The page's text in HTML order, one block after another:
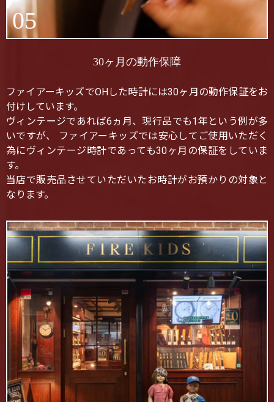
05
30ヶ月の動作保障
ファイアーキッズでOHした時計には30ヶ月の動作保証をお
付けしています。
ヴィンテージであれば6ヵ月、現行品でも1年という例が多
いですが、 ファイアーキッズでは安心してご使用いただく
為にヴィンテージ時計であっても30ヶ月の保証をしていま
す。
当店で販売品させていただいたお時計がお預かりの対象と
なります。